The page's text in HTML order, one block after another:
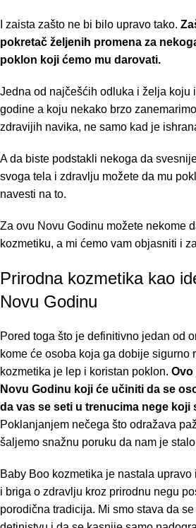
I zaista zašto ne bi bilo upravo tako.
pokretač željenih promena za
poklon koji ćemo mu darovati.
Jedna od najčešćih odluka i želja koju
godine a koju nekako brzo
zdravijih navika, ne samo kad je
A da biste podstakli nekoga da
svoga tela i zdravlju možete da mu
navesti na to.
Za ovu Novu Godinu možete nekome
kozmetiku, a mi ćemo vam objasniti i
Prirodna kozmetika kao
Novu Godinu
Pored toga što je definitivno jedan od
kome će osoba koja ga dobije sigurno
kozmetika je lep i koristan poklon. Ovo
Novu Godinu koji će učiniti da se
da vas se seti u trenucima nege koji
Poklanjanjem nečega što odražava
šaljemo snažnu poruku da nam je
Baby Boo kozmetika je nastala
i briga o zdravlju kroz prirodnu negu
porodična tradicija. Mi smo stava da